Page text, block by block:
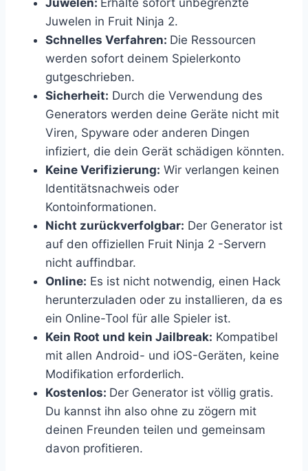
Juwelen in Fruit Ninja 2.
Schnelles Verfahren: Die Ressourcen
werden sofort deinem Spielerkonto
gutgeschrieben.
Sicherheit: Durch die Verwendung des
Generators werden deine Geräte nicht mit
Viren, Spyware oder anderen Dingen
infiziert, die dein Gerät schädigen könnten.
Keine Verifizierung: Wir verlangen keinen
Identitätsnachweis oder
Kontoinformationen.
Nicht zurückverfolgbar: Der Generator ist
auf den offiziellen Fruit Ninja 2 -Servern
nicht auffindbar.
Online: Es ist nicht notwendig, einen Hack
herunterzuladen oder zu installieren, da es
ein Online-Tool für alle Spieler ist.
Kein Root und kein Jailbreak: Kompatibel
mit allen Android- und iOS-Geräten, keine
Modifikation erforderlich.
Kostenlos: Der Generator ist völlig gratis.
Du kannst ihn also ohne zu zögern mit
deinen Freunden teilen und gemeinsam
davon profitieren.